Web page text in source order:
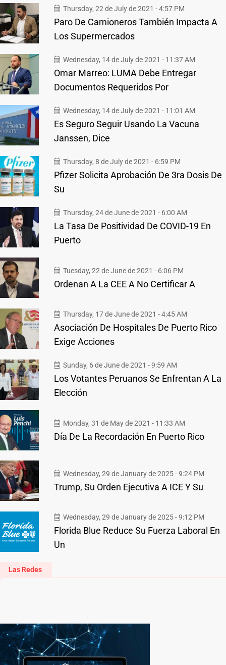
Thursday, 22 de July de 2021 - 4:57 PM
Paro De Camioneros También Impacta A
Los Supermercados
Wednesday, 14 de July de 2021 - 11:37 AM
Omar Marreo: LUMA Debe Entregar
Documentos Requeridos Por
Wednesday, 14 de July de 2021 - 11:01 AM
Es Seguro Seguir Usando La Vacuna
Janssen, Dice
Thursday, 8 de July de 2021 - 6:59 PM
Pfizer Solicita Aprobación De 3ra Dosis De
Su
Thursday, 24 de June de 2021 - 6:00 AM
La Tasa De Positividad De COVID-19 En
Puerto
Tuesday, 22 de June de 2021 - 6:06 PM
Ordenan A La CEE A No Certificar A
Thursday, 17 de June de 2021 - 4:45 AM
Asociación De Hospitales De Puerto Rico
Exige Acciones
Sunday, 6 de June de 2021 - 9:59 AM
Los Votantes Peruanos Se Enfrentan A La
Elección
Monday, 31 de May de 2021 - 11:33 AM
Día De La Recordación En Puerto Rico
Wednesday, 29 de January de 2025 - 9:24 PM
Trump, Su Orden Ejecutiva A ICE Y Su
Wednesday, 29 de January de 2025 - 9:12 PM
Florida Blue Reduce Su Fuerza Laboral En
Un
Las Redes